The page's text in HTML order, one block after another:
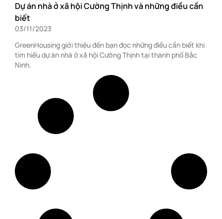
Dự án nhà ở xã hội Cường Thịnh và những điều cần
biết
03/11/2023
GreenHousing giới thiệu đến bạn đọc những điều cần biết khi
tìm hiểu dự án nhà ở xã hội Cường Thịnh tại thành phố Bắc
Ninh.